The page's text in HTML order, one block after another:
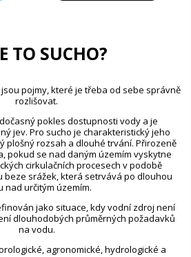
TO SUCHO?
pojmy, které je třeba od sebe správně
rozlišovat.
pokles dostupnosti vody a je
jev. Pro sucho je charakteristický jeho
plošný rozsah a dlouhé trvání. Přirozeně
pokud se nad daným územím vyskytne
cirkulačních procesech v podobě
beze srážek, která setrvává po dlouhou
nad určitým územím.
jako situace, kdy vodní zdroj není
dlouhodobých průměrných požadavků
na vodu.
agronomické, hydrologické a